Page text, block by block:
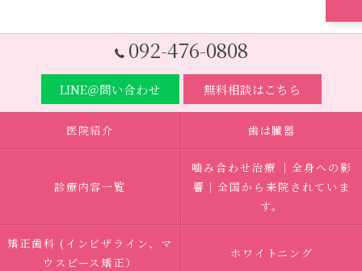
092-476-0808
LINE＠問い合わせ 無料相談はこちら
医院紹介 歯は臓器
診療内容一覧
噛み合わせ治療 ｜全身への影
響｜全国から来院されていま
す。
矯正歯科 (インビザライン、マ
ウスピース矯正）
ホワイトニング